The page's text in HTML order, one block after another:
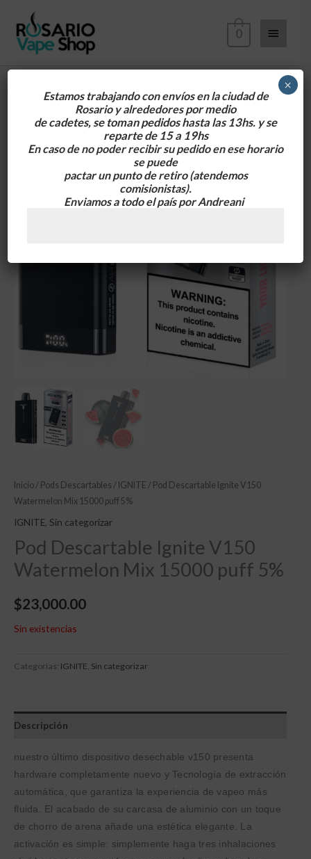
contenido
0
Inicio / Pods Descartables / IGNITE / Pod Descartable Ignite V150
Watermelon Mix 15000 puff 5%
IGNITE Sin categorizar
Pod Descartable Ignite V150
Watermelon Mix 15000 puff 5%
$23,000.00
Sin existencias
Categorías: IGNITE Sin categorizar
Descripción
nuestro último dispositivo desechable v150 presenta
hardware completamente nuevo y Tecnología de extracción
automática, que garantiza la experiencia de vapeo más
fluida. El acabado de su carcasa de aluminio con un toque
de chorro de arena añade una estética elegante. La
activación es simple: simplemente haga tres inhalaciones
Estamos trabajando con envíos en la ciudad de
Rosario y alrededorespor medio
de cadetes, se toman pedidos hasta las 13hs. y se
reparte de 15 a 19hs
En caso de no poder recibir su pedido en ese horario
se puede
pactar un punto de retiro(atendemos
comisionistas).
Enviamos a todo el país por Andreani
×